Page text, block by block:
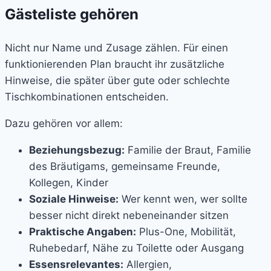
Gästeliste gehören
Nicht nur Name und Zusage zählen. Für einen
funktionierenden Plan braucht ihr zusätzliche
Hinweise, die später über gute oder schlechte
Tischkombinationen entscheiden.
Dazu gehören vor allem:
Beziehungsbezug: Familie der Braut, Familie
des Bräutigams, gemeinsame Freunde,
Kollegen, Kinder
Soziale Hinweise: Wer kennt wen, wer sollte
besser nicht direkt nebeneinander sitzen
Praktische Angaben: Plus-One, Mobilität,
Ruhebedarf, Nähe zu Toilette oder Ausgang
Essensrelevantes: Allergien,